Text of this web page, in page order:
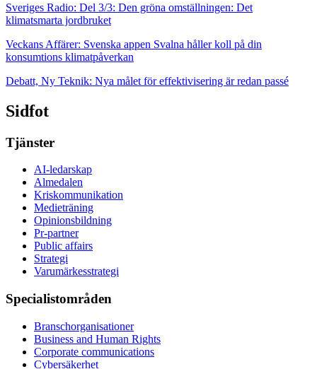
Sveriges Radio: Del 3/3: Den gröna omställningen: Det
klimatsmarta jordbruket
Veckans Affärer: Svenska appen Svalna håller koll på din
konsumtions klimatpåverkan
Debatt, Ny Teknik: Nya målet för effektivisering är redan passé
Sidfot
Tjänster
AI-ledarskap
Almedalen
Kris­kommunikation
Medieträning
Opinionsbildning
Pr-partner
Public affairs
Strategi
Varumärkesstrategi
Specialistområden
Branschorganisationer
Business and Human Rights
Corporate communications
Cybersäkerhet